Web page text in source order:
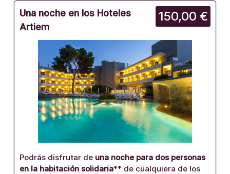
150,00 €
Una noche en los Hoteles
Artiem
Podrás disfrutar de una noche para dos personas
en la habitación solidaria** de cualquiera de los